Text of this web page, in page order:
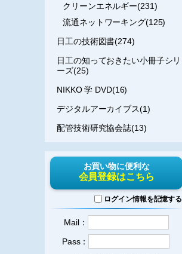
クリーンエネルギー(231)
流通ネットワーキング(125)
日工の技術図書(274)
日工の知っておきたい小冊子シリ
ーズ(25)
NIKKO 学 DVD(16)
デジタルアーカイブス(1)
配管技術研究協会誌(13)
お買い物に便利な
会員登録はこちら
ログイン情報を記憶する
Mail：
Pass：